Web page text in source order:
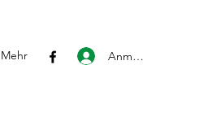
Mehr Anmelden